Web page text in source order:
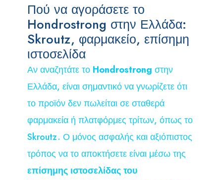
Πού να αγοράσετε το
Hondrostrong στην Ελλάδα:
Skroutz, φαρμακείο, επίσημη
ιστοσελίδα
Αν αναζητάτε το Hondrostrong στην
Ελλάδα, είναι σημαντικό να γνωρίζετε ότι
το προϊόν δεν πωλείται σε σταθερά
φαρμακεία ή πλατφόρμες τρίτων, όπως το
Skroutz. Ο μόνος ασφαλής και αξιόπιστος
τρόπος να το αποκτήσετε είναι μέσω της
επίσημης ιστοσελίδας του